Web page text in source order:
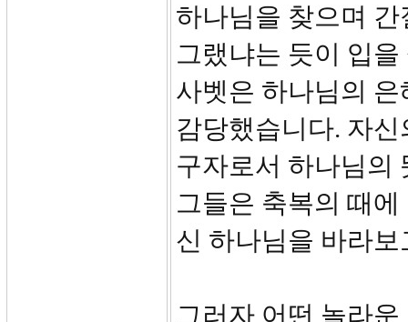
하나님을 찾으며
그랬냐는 듯이 입
사벳은 하나님의
감당했습니다. 자
구자로서 하나님의
그들은 축복의 때
신 하나님을 바라
그러자 어떤 놀라